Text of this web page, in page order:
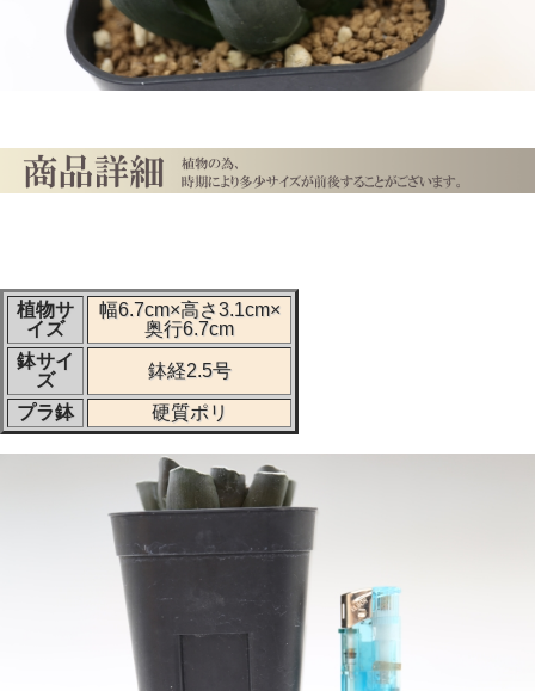
植物サ
イズ
幅6.7cm×高さ3.1cm×
奥行6.7cm
鉢サイ
ズ
鉢経2.5号
プラ鉢 硬質ポリ